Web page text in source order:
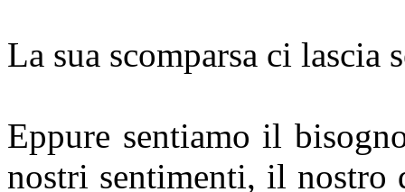
La sua scomparsa ci
Eppure sentiamo il
nostri sentimenti, il nostro